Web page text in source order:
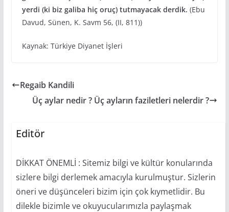
yerdi (ki biz galiba hiç oruç) tutmayacak derdik. (Ebu
Davud, Sünen, K. Savm 56, (II, 811))
Kaynak: Türkiye Diyanet İşleri
Regaib Kandili
Üç aylar nedir ? Üç ayların faziletleri nelerdir ?
Editör
DİKKAT ÖNEMLİ : Sitemiz bilgi ve kültür konularında
sizlere bilgi derlemek amacıyla kurulmuştur. Sizlerin
öneri ve düşünceleri bizim için çok kıymetlidir. Bu
dilekle bizimle ve okuyucularımızla paylaşmak